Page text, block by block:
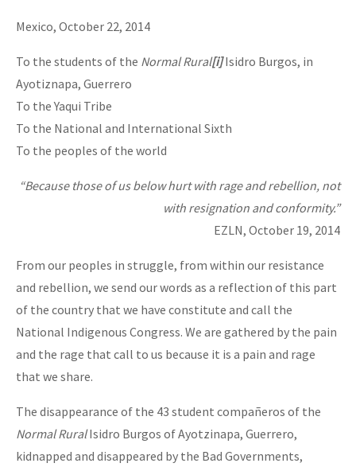
Mexico, October 22, 2014
To the students of the Normal Rural[i]Isidro Burgos, in
Ayotiznapa, Guerrero
To the Yaqui Tribe
To the National and International Sixth
To the peoples of the world
“Because those of us below hurt with rage and rebellion, not
with resignation and conformity.”
EZLN, October 19, 2014
From our peoples in struggle, from within our resistance
and rebellion, we send our words as a reflection of this part
of the country that we have constitute and call the
National Indigenous Congress. We are gathered by the pain
and the rage that call to us because it is a pain and rage
that we share.
The disappearance of the 43 student compañeros of the
Normal RuralIsidro Burgos of Ayotzinapa, Guerrero,
kidnapped and disappeared by the Bad Governments,